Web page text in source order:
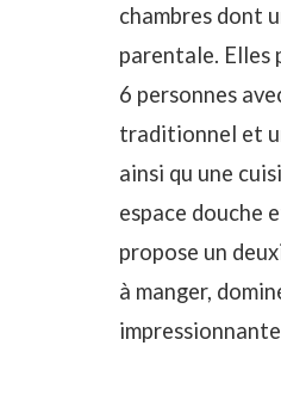
chambres dont
parentale. Elles
6 personnes
traditionnel et
ainsi qu une
espace douche
propose un
à manger,